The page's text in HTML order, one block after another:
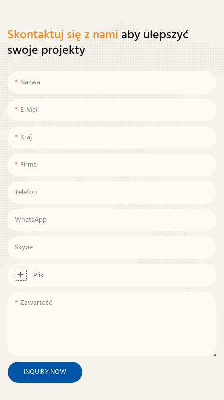
Skontaktuj się z nami aby ulepszyć
swoje projekty
Nazwa
E-Mail
Kraj
Firma
Telefon
WhatsApp
Skype
Plik
Zawartość
INQUIRY NOW